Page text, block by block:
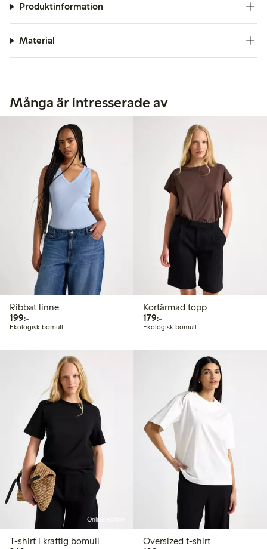
Produktinformation
Material
Många är intresserade av
Ribbat linne
199:-199,00 kr
Ekologisk bomull
Kortärmad topp
179:-179,00 kr
Ekologisk bomull
Online edition
T-shirt i kraftig bomull
Oversized t-shirt